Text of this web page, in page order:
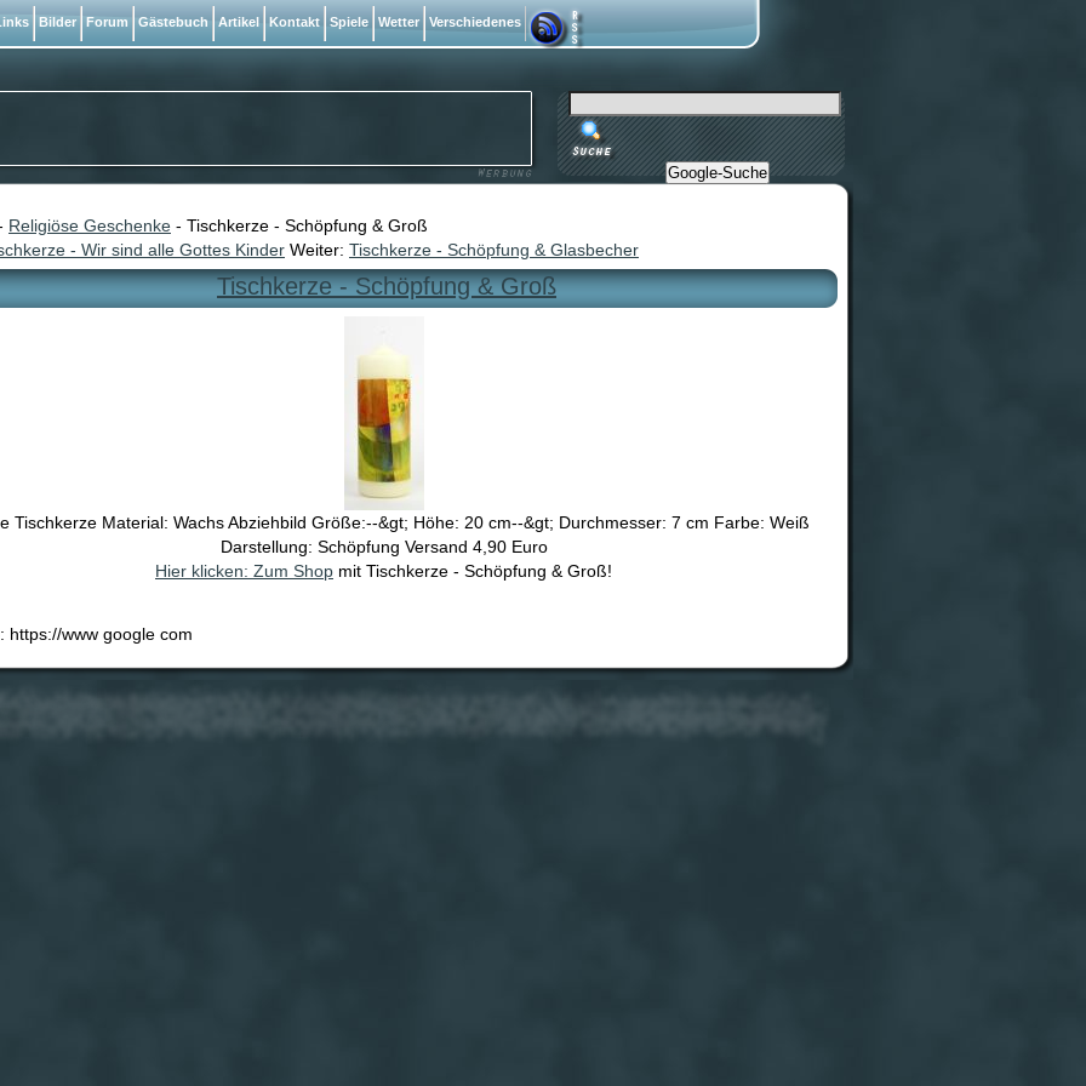
Religiöse Geschenke - Tischkerze - Schöpfung & Groß
- Wir sind alle Gottes Kinder Weiter: Tischkerze - Schöpfung & Glasbecher
Tischkerze - Schöpfung & Groß
Tischkerze Material: Wachs Abziehbild Größe:--&gt; Höhe: 20 cm--&gt; Durchmesser: 7 cm Farbe: Weiß
Darstellung: Schöpfung Versand 4,90 Euro
Hier klicken: Zum Shop mit Tischkerze - Schöpfung & Groß!
https://www google com
Bilder Forum Gästebuch Artikel Kontakt Spiele Wetter Verschiedenes
Google-Suche